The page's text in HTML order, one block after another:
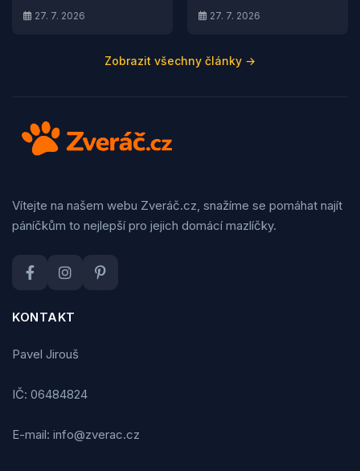
27. 7. 2026 27. 7. 2026
Zobrazit všechny články →
Vítejte na našem webu Zveráč.cz, snažíme se pomáhat najít
páníčkům to nejlepší pro jejich domácí mazlíčky.
KONTAKT
Pavel Jirouš
IČ: 06484824
E-mail: info@zverac.cz